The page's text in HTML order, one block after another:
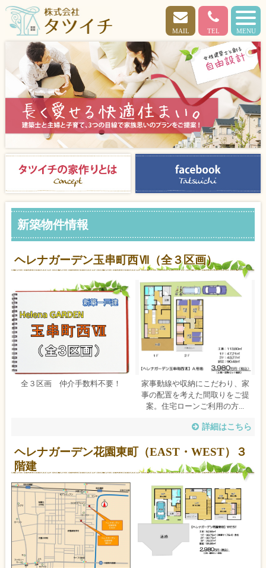
MAIL TEL MENU
新築物件情報
ヘレナガーデン玉串町西Ⅶ（全３区画）
全３区画 仲介手数料不要！
家事動線や収納にこだわり、家
事の配置を考えた間取りをご提
案。住宅ローンご利用の方...
詳細はこちら
ヘレナガーデン花園東町（EAST・WEST）３
階建